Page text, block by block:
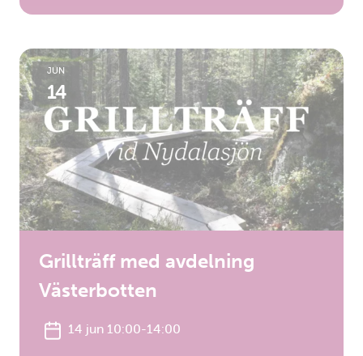
JUN
14
Grillträff med avdelning
Västerbotten
14 jun 10:00-14:00